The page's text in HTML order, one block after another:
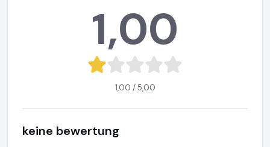
1,00
1,00 / 5,00
keine bewertung